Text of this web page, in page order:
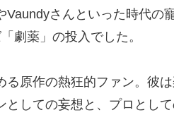
さんといった時代の
劇薬」の投入でした。
る原作の熱狂的ファン。彼
しての妄想と、プロとし